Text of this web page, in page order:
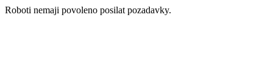
Roboti nemaji povoleno posilat pozadavky.